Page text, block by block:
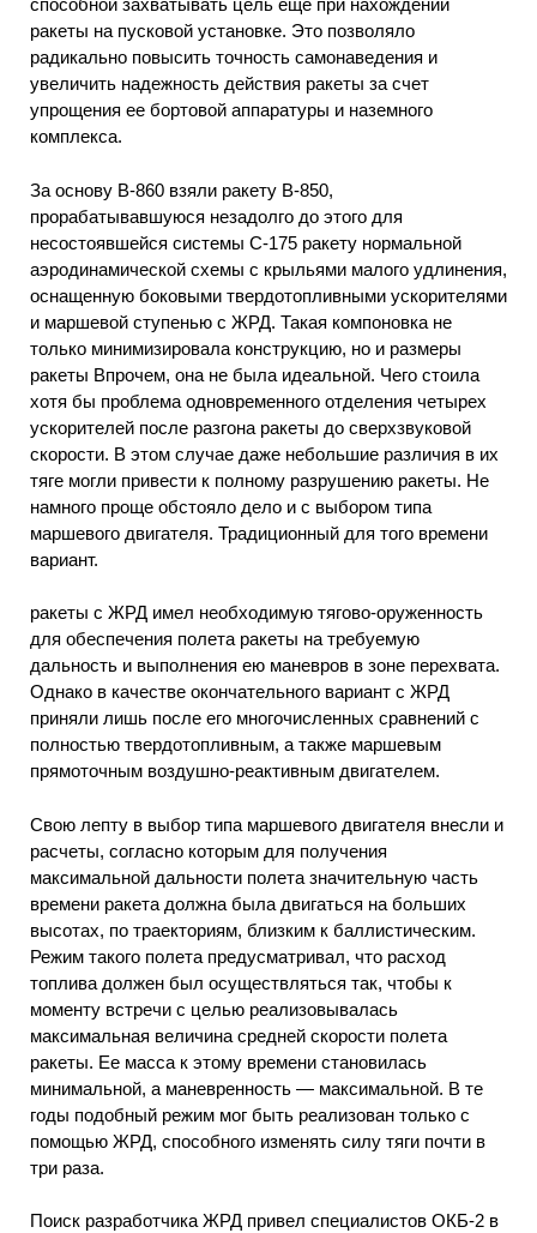
способной захватывать цель еще при нахождении
ракеты на пусковой установке. Это позволяло
радикально повысить точность самонаведения и
увеличить надежность действия ракеты за счет
упрощения ее бортовой аппаратуры и наземного
комплекса.
За основу В-860 взяли ракету В-850,
прорабатывавшуюся незадолго до этого для
несостоявшейся системы С-175 ракету нормальной
аэродинамической схемы с крыльями малого удлинения,
оснащенную боковыми твердотопливными ускорителями
и маршевой ступенью с ЖРД. Такая компоновка не
только минимизировала конструкцию, но и размеры
ракеты Впрочем, она не была идеальной. Чего стоила
хотя бы проблема одновременного отделения четырех
ускорителей после разгона ракеты до сверхзвуковой
скорости. В этом случае даже небольшие различия в их
тяге могли привести к полному разрушению ракеты. Не
намного проще обстояло дело и с выбором типа
маршевого двигателя. Традиционный для того времени
вариант.
ракеты с ЖРД имел необходимую тягово-оруженность
для обеспечения полета ракеты на требуемую
дальность и выполнения ею маневров в зоне перехвата.
Однако в качестве окончательного вариант с ЖРД
приняли лишь после его многочисленных сравнений с
полностью твердотопливным, а также маршевым
прямоточным воздушно-реактивным двигателем.
Свою лепту в выбор типа маршевого двигателя внесли и
расчеты, согласно которым для получения
максимальной дальности полета значительную часть
времени ракета должна была двигаться на больших
высотах, по траекториям, близким к баллистическим.
Режим такого полета предусматривал, что расход
топлива должен был осуществляться так, чтобы к
моменту встречи с целью реализовывалась
максимальная величина средней скорости полета
ракеты. Ее масса к этому времени становилась
минимальной, а маневренность — максимальной. В те
годы подобный режим мог быть реализован только с
помощью ЖРД, способного изменять силу тяги почти в
три раза.
Поиск разработчика ЖРД привел специалистов ОКБ-2 в